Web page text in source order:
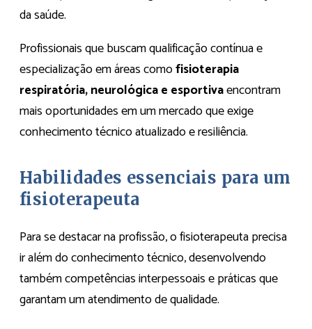
da saúde.
Profissionais que buscam qualificação contínua e
especialização em áreas comofisioterapia
respiratória, neurológica e esportivaencontram
mais oportunidades em um mercado que exige
conhecimento técnico atualizado e resiliência.
Habilidades essenciais para um
fisioterapeuta
Para se destacar na profissão, o fisioterapeuta precisa
ir além do conhecimento técnico, desenvolvendo
também competências interpessoais e práticas que
garantam um atendimento de qualidade.